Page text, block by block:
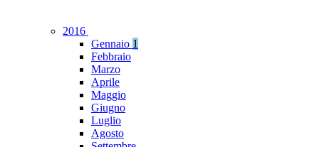
2016
Gennaio 1
Febbraio
Marzo
Aprile
Maggio
Giugno
Luglio
Agosto